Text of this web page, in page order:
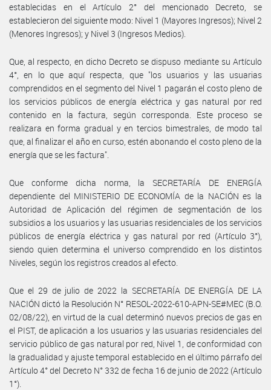
establecidas en el Artículo 2° del mencionado Decreto, se
establecieron del siguiente modo: Nivel 1 (Mayores Ingresos); Nivel 2
(Menores Ingresos); y Nivel 3 (Ingresos Medios).
Que, al respecto, en dicho Decreto se dispuso mediante su Artículo
4°, en lo que aquí respecta, que "los usuarios y las usuarias
comprendidos en el segmento del Nivel 1 pagarán el costo pleno de
los servicios públicos de energía eléctrica y gas natural por red
contenido en la factura, según corresponda. Este proceso se
realizara en forma gradual y en tercios bimestrales, de modo tal
que, al finalizar el año en curso, estén abonando el costo pleno de la
energía que se les factura".
Que conforme dicha norma, la SECRETARÍA DE ENERGÍA
dependiente del MINISTERIO DE ECONOMÍA de la NACIÓN es la
Autoridad de Aplicación del régimen de segmentación de los
subsidios a los usuarios y las usuarias residenciales de los servicios
públicos de energía eléctrica y gas natural por red (Artículo 3°),
siendo quien determina el universo comprendido en los distintos
Niveles, según los registros creados al efecto.
Que el 29 de julio de 2022 la SECRETARÍA DE ENERGÍA DE LA
NACIÓN dictó la Resolución N° RESOL-2022-610-APN-SE#MEC (B.O.
02/08/22), en virtud de la cual determinó nuevos precios de gas en
el PIST, de aplicación a los usuarios y las usuarias residenciales del
servicio público de gas natural por red, Nivel 1, de conformidad con
la gradualidad y ajuste temporal establecido en el último párrafo del
Artículo 4° del Decreto N° 332 de fecha 16 de junio de 2022 (Artículo
1°).